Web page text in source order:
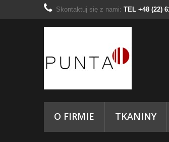
Skontaktuj się z nami: TEL +48 (22)
O FIRMIE TKANINY